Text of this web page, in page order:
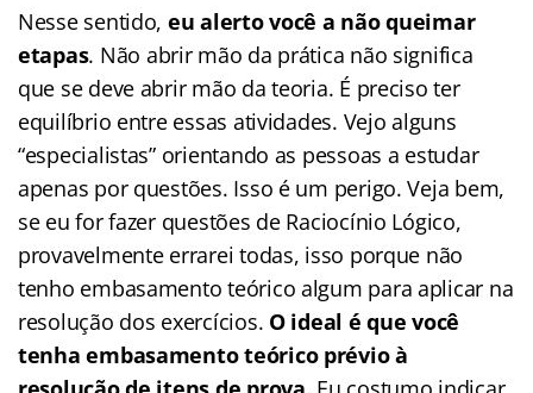
Nesse sentido, eu alerto você a não queimar
etapas. Não abrir mão da prática não significa
que se deve abrir mão da teoria. É preciso ter
equilíbrio entre essas atividades. Vejo alguns
“especialistas” orientando as pessoas a estudar
apenas por questões. Isso é um perigo. Veja bem,
se eu for fazer questões de Raciocínio Lógico,
provavelmente errarei todas, isso porque não
tenho embasamento teórico algum para aplicar na
resolução dos exercícios. O ideal é que você
tenha embasamento teórico prévio à